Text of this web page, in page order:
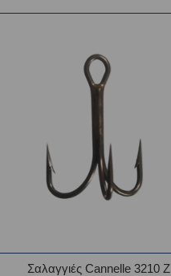
Σαλαγγιές Cannelle 3210 Z